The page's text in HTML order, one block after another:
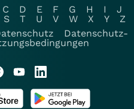
C D E F G H I
J
S T U V W X Y
Z
Datenschutz-